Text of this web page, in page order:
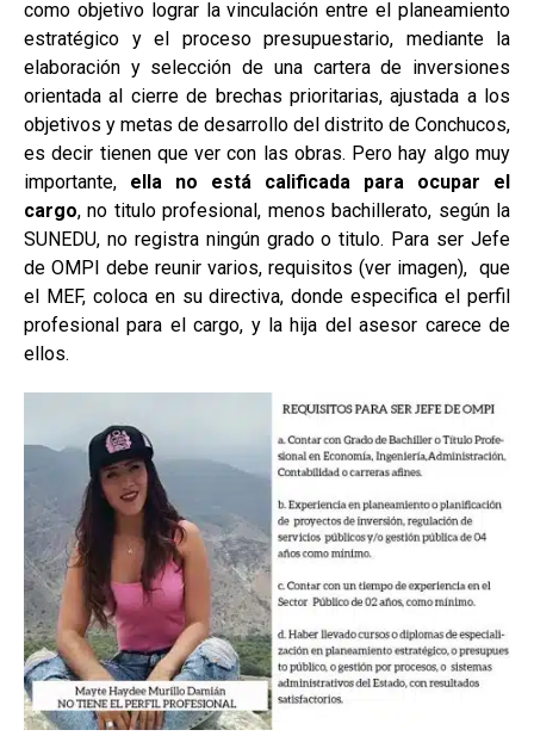
como objetivo lograr la vinculación entre el planeamiento
estratégico y el proceso presupuestario, mediante la
elaboración y selección de una cartera de inversiones
orientada al cierre de brechas prioritarias, ajustada a los
objetivos y metas de desarrollo del distrito de Conchucos,
es decir tienen que ver con las obras. Pero hay algo muy
importante, ella no está calificada para ocupar el
cargo, no titulo profesional, menos bachillerato, según la
SUNEDU, no registra ningún grado o titulo. Para ser Jefe
de OMPI debe reunir varios, requisitos (ver imagen), que
el MEF, coloca en su directiva, donde especifica el perfil
profesional para el cargo, y la hija del asesor carece de
ellos.